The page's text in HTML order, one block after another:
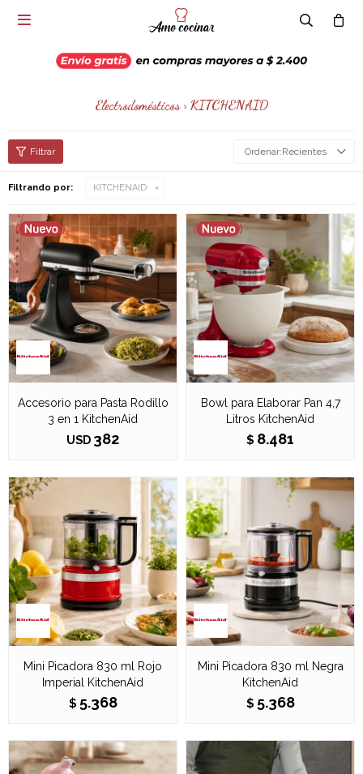

Electrodomésticos > KITCHENAID
Recientes
Filtrando por: KITCHENAID
Accesorio para Pasta Rodillo
3 en 1 KitchenAid
USD 382
Bowl para Elaborar Pan 4,7
Litros KitchenAid
$ 8.481
Mini Picadora 830 ml Rojo
Imperial KitchenAid
$ 5.368
Mini Picadora 830 ml Negra
KitchenAid
$ 5.368